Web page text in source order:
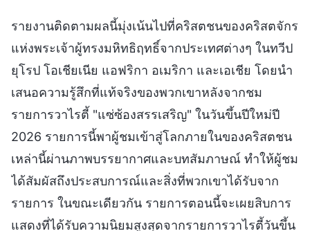
รายงานติดตามผลนี้มุ่งเน้นไปที่คริสตชนของคริสตจักร
แห่งพระเจ้าผู้ทรงมหิทธิฤทธิ์จากประเทศต่างๆ ในทวีป
ยุโรป โอเชียเนีย แอฟริกา อเมริกา และเอเชีย โดยนำ
เสนอความรู้สึกที่แท้จริงของพวกเขาหลังจากชม
รายการวาไรตี้ "แซ่ซ้องสรรเสริญ" ในวันขึ้นปีใหม่ปี
2026 รายการนี้พาผู้ชมเข้าสู่โลกภายในของคริสตชน
เหล่านี้ผ่านภาพบรรยากาศและบทสัมภาษณ์ ทำให้ผู้ชม
ได้สัมผัสถึงประสบการณ์และสิ่งที่พวกเขาได้รับจาก
รายการ ในขณะเดียวกัน รายการตอนนี้จะเผยสิบการ
แสดงที่ได้รับความนิยมสูงสุดจากรายการวาไรตี้วันขึ้น